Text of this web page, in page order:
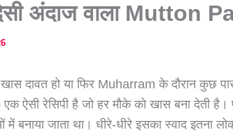
अंदाज वाला Mutton
खास दावत हो या फिर Muharram के दौरान कुछ
एक ऐसी रेसिपी है जो हर मौके को खास बना देती
में बनाया जाता था। धीरे-धीरे इसका स्वाद इतना